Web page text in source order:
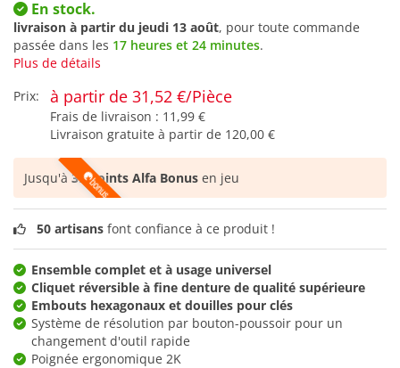
En stock.
livraison à partir du jeudi 13 août, pour toute commande
passée dans les 17 heures et 24 minutes.
Plus de détails
Prix:
à partir de 31,52 €/Pièce
Frais de livraison : 11,99 €
Livraison gratuite à partir de 120,00 €
Jusqu'à39 points Alfa Bonus en jeu
50 artisans font confiance à ce produit !
Ensemble complet et à usage universel
Cliquet réversible à fine denture de qualité supérieure
Embouts hexagonaux et douilles pour clés
Système de résolution par bouton-poussoir pour un
changement d'outil rapide
Poignée ergonomique 2K